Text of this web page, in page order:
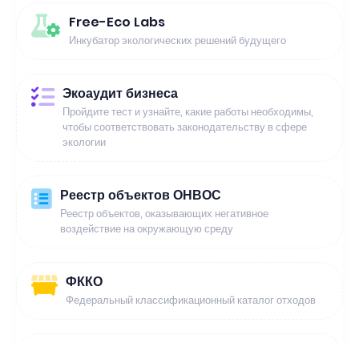
Free-Eco Labs
Инкубатор экологических решений будущего
Экоаудит бизнеса
Пройдите тест и узнайте, какие работы необходимы,
чтобы соответствовать законодательству в сфере
экологии
Реестр объектов ОНВОС
Реестр объектов, оказывающих негативное
воздействие на окружающую среду
ФККО
Федеральный классификационный каталог отходов